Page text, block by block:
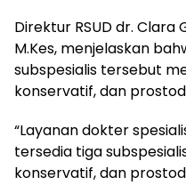
Direktur RSUD dr. Clara
M.Kes, menjelaskan
subspesialis tersebut
konservatif, dan
“Layanan dokter
tersedia tiga
konservatif, dan